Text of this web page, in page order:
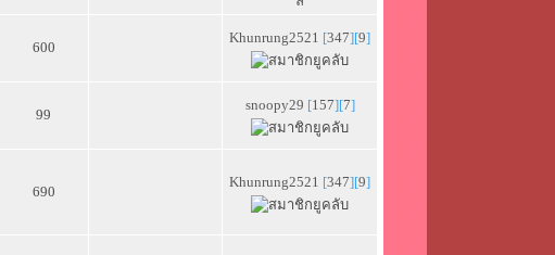
600
Khunrung2521 [347][9]
99
snoopy29 [157][7]
690
Khunrung2521 [347][9]